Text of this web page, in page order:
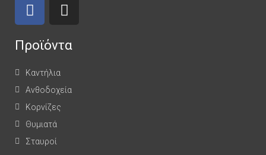
Προϊόντα
Καντήλια
Ανθοδοχεία
Κορνίζες
Θυμιατά
Σταυροί